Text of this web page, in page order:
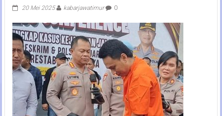
20 Mei 2025 kabarjawatimur 0